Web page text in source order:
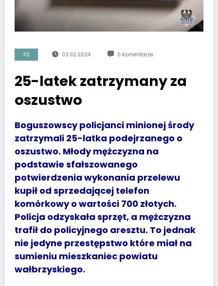
112 03.02.2024 0 Komentarze
25-latek zatrzymany za
oszustwo
Boguszowscy policjanci minionej środy
zatrzymali 25-latka podejrzanego o
oszustwo. Młody mężczyzna na
podstawie sfałszowanego
potwierdzenia wykonania przelewu
kupił od sprzedającej telefon
komórkowy o wartości 700 złotych.
Policja odzyskała sprzęt, a mężczyzna
trafił do policyjnego aresztu. To jednak
nie jedyne przestępstwo które miał na
sumieniu mieszkaniec powiatu
wałbrzyskiego.